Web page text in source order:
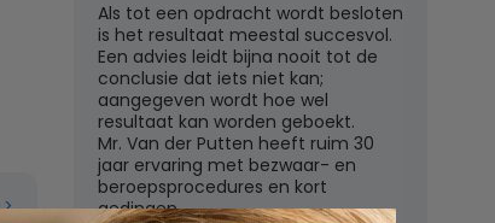
Als tot een opdracht wordt besloten
is het resultaat meestal succesvol.
Een advies leidt bijna nooit tot de
conclusie dat iets niet kan;
aangegeven wordt hoe wel
resultaat kan worden geboekt.
Mr. Van der Putten heeft ruim 30
jaar ervaring met bezwaar- en
beroepsprocedures en kort
gedingen.